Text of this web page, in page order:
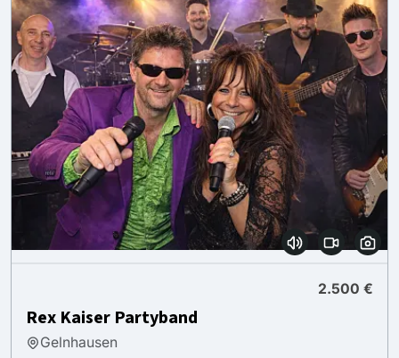
2.500 €
Rex Kaiser Partyband
Gelnhausen